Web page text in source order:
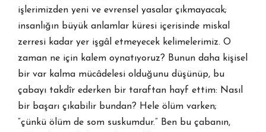
işlerimizden yeni ve evrensel yasalar çıkmayacak;
insanlığın büyük anlamlar küresi içerisinde miskal
zerresi kadar yer işgâl etmeyecek kelimelerimiz. O
zaman ne için kalem oynatıyoruz? Bunun daha kişisel
bir var kalma mücâdelesi olduğunu düşünüp, bu
çabayı takdîr ederken bir taraftan hayf ettim: Nasıl
bir başarı çıkabilir bundan? Hele ölüm varken;
“çünkü ölüm de som suskumdur.” Ben bu çabanın,